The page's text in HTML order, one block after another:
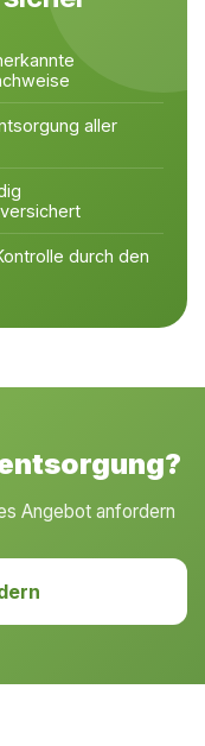
aller
durch den
Angebot anfordern